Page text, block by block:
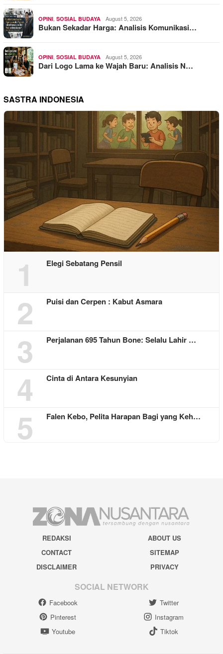
OPINI SOSIAL BUDAYA August 5, 2026
Bukan Sekadar Harga: Analisis Komunikasi…
OPINI SOSIAL BUDAYA August 5, 2026
Dari Logo Lama ke Wajah Baru: Analisis N…
SASTRA INDONESIA
1 Elegi Sebatang Pensil
2 Puisi dan Cerpen : Kabut Asmara
3 Perjalanan 695 Tahun Bone: Selalu Lahir …
4 Cinta di Antara Kesunyian
5 Falen Kebo, Pelita Harapan Bagi yang Keh…
REDAKSI
ABOUT US
CONTACT
SITEMAP
DISCLAIMER
PRIVACY
SOCIAL NETWORK
Facebook
Twitter
Pinterest
Instagram
Youtube
Tiktok